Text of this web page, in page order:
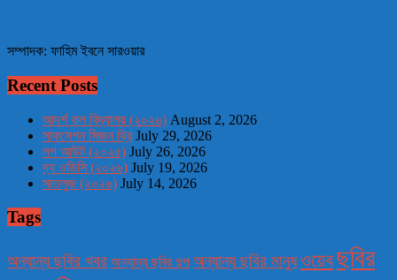
সম্পাদক: ফাহিম ইবনে সারওয়ার
Recent Posts
আদর্শ বাল বিদ্যালয় (২০২৬) August 2, 2026
সাকসেশন সিজন থ্রি July 29, 2026
লগ আউট (২০২৫) July 26, 2026
দ্য ওডিসি (২০২৬) July 19, 2026
সাতলুজ (২০২৬) July 14, 2026
Tags
অন্যান্য ছবির খবর অন্যান্য ছবির গল্প অন্যান্য ছবির মানুষওয়েবছবির